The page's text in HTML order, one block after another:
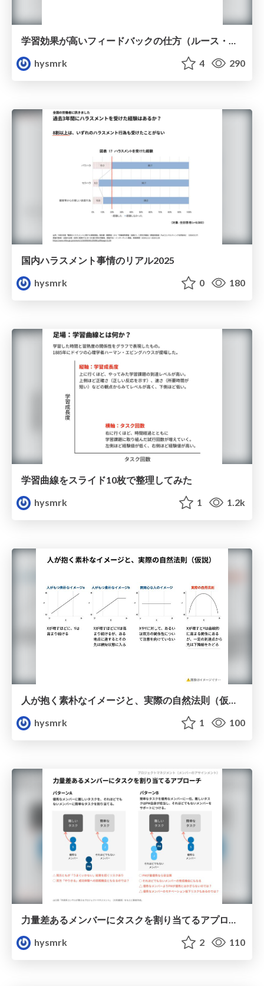
hysmrk
4 290
国内ハラスメント事情のリアル2025
hysmrk
0 180
学習曲線をスライド10枚で整理してみた
hysmrk
1 1.2k
人が抱く素朴なイメージと、実際の自然法則（仮説）
hysmrk
1 100
力量差あるメンバーにタスクを割り当てるアプローチ
hysmrk
2 110